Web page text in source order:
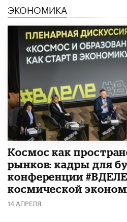
ЭКОНОМИКА
Космос как
рынков: кадры для
конференции
космической
14 АПРЕЛЯ